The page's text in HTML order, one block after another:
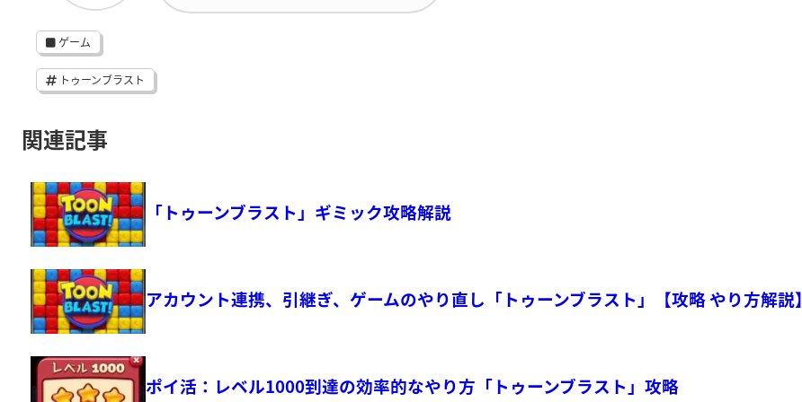
ゲーム
トゥーンブラスト
関連記事
「トゥーンブラスト」ギミック攻略解説
アカウント連携、引継ぎ、ゲームのやり直し「トゥーンブラスト」【攻略 やり方解説】
ポイ活：レベル1000到達の効率的なやり方「トゥーンブラスト」攻略